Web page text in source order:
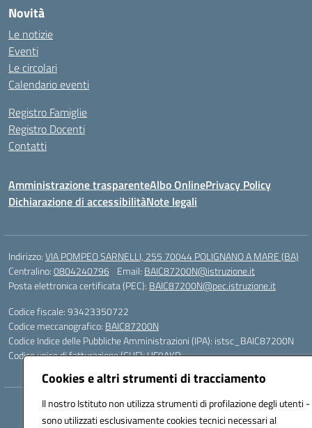
Cookies e altri strumenti di tracciamento
Il nostro Istituto non utilizza strumenti di profilazione degli utenti -
sono utilizzati esclusivamente cookies tecnici necessari al
Novità
Le notizie
Eventi
Le circolari
Calendario eventi
Registro Famiglie
Registro Docenti
Contatti
Amministrazione trasparenteAlbo OnlinePrivacy Policy
Dichiarazione di accessibilitàNote legali
Indirizzo:VIA POMPEO SARNELLI, 255 70044 POLIGNANO A MARE (BA)
Centralino:0804240796 Email: BAIC87200N@istruzione.it
Posta elettronica certificata (PEC): BAIC87200N@pec.istruzione.it
Codice fiscale: 93423350722
Codice meccanografico: BAIC87200N
Codice Indice delle Pubbliche Amministrazioni (IPA): istsc_BAIC87200N
Codice unico di fatturazione (CUF): UF9AKD
Hosting & Powered by 3D Solution S.r.l.
Concept & Design by Designers Italia